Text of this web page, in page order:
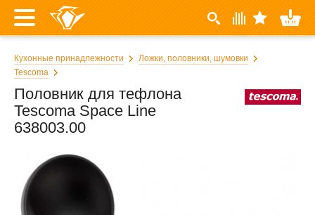
Кухонные принадлежности
Ложки, половники, шумовки
Tescoma
Половник для тефлона
Tescoma Space Line
638003.00